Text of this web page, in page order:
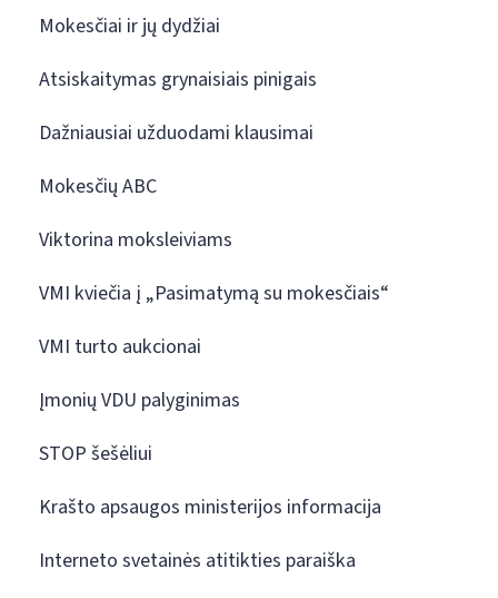
Mokesčiai ir jų dydžiai
Atsiskaitymas grynaisiais pinigais
Dažniausiai užduodami klausimai
Mokesčių ABC
Viktorina moksleiviams
VMI kviečia į „Pasimatymą su mokesčiais“
VMI turto aukcionai
Įmonių VDU palyginimas
STOP šešėliui
Krašto apsaugos ministerijos informacija
Interneto svetainės atitikties paraiška